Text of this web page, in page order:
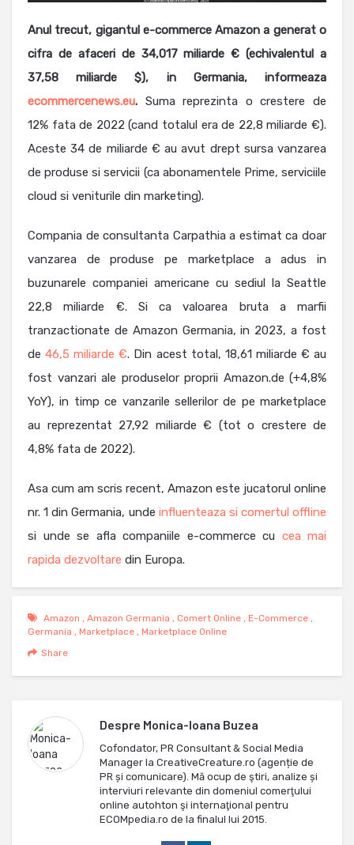
Anul trecut, gigantul e-commerce Amazon a generat o
cifra de afaceri de 34,017 miliarde € (echivalentul a
37,58 miliarde $), in Germania, informeaza
ecommercenews.eu. Suma reprezinta o crestere de
12% fata de 2022 (cand totalul era de 22,8 miliarde €).
Aceste 34 de miliarde € au avut drept sursa vanzarea
de produse si servicii (ca abonamentele Prime, serviciile
cloud si veniturile din marketing).
Compania de consultanta Carpathia a estimat ca doar
vanzarea de produse pe marketplace a adus in
buzunarele companiei americane cu sediul la Seattle
22,8 miliarde €. Si ca valoarea bruta a marfii
tranzactionate de Amazon Germania, in 2023, a fost
de46,5 miliarde €. Din acest total, 18,61 miliarde € au
fost vanzari ale produselor proprii Amazon.de (+4,8%
YoY), in timp ce vanzarile sellerilor de pe marketplace
au reprezentat 27,92 miliarde € (tot o crestere de
4,8% fata de 2022).
Asa cum am scris recent, Amazon este jucatorul online
nr. 1 din Germania, unde influenteaza si comertul offline
si unde se afla companiile e-commerce cu cea mai
rapida dezvoltare din Europa.
Amazon , Amazon Germania , Comert Online , E-Commerce ,
Germania , Marketplace , Marketplace Online
Share
Despre Monica-Ioana Buzea
Cofondator, PR Consultant & Social Media
Manager la CreativeCreature.ro (agenție de
PR și comunicare). Mă ocup de ştiri, analize și
interviuri relevante din domeniul comerţului
online autohton şi internaţional pentru
ECOMpedia.ro de la finalul lui 2015.